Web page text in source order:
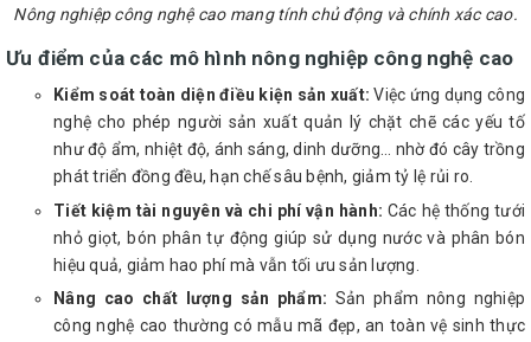
Nông nghiệp công nghệ cao mang tính chủ động và chính xác cao.
Ưu điểm của các mô hình nông nghiệp công nghệ cao
Kiểm soát toàn diện điều kiện sản xuất: Việc ứng dụng công
nghệ cho phép người sản xuất quản lý chặt chẽ các yếu tố
như độ ẩm, nhiệt độ, ánh sáng, dinh dưỡng… nhờ đó cây trồng
phát triển đồng đều, hạn chế sâu bệnh, giảm tỷ lệ rủi ro.
Tiết kiệm tài nguyên và chi phí vận hành: Các hệ thống tưới
nhỏ giọt, bón phân tự động giúp sử dụng nước và phân bón
hiệu quả, giảm hao phí mà vẫn tối ưu sản lượng.
Nâng cao chất lượng sản phẩm: Sản phẩm nông nghiệp
công nghệ cao thường có mẫu mã đẹp, an toàn vệ sinh thực